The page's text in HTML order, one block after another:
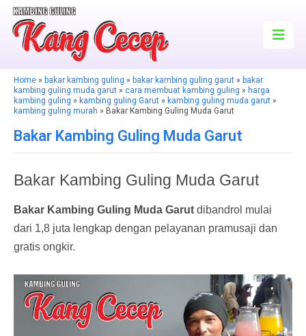
Home » bakar kambing guling » bakar kambing guling garut » bakar
kambing guling muda garut » cara membuat kambing guling » harga
kambing guling » kambing guling Garut » kambing guling muda garut »
kambing guling murah » Bakar Kambing Guling Muda Garut
Bakar Kambing Guling Muda Garut
Bakar Kambing Guling Muda Garut
Bakar Kambing Guling Muda Garut dibandrol mulai
dari 1,8 juta lengkap dengan pelayanan pramusaji dan
gratis ongkir.